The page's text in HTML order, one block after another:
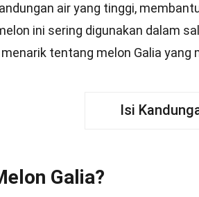
air yang tinggi,
ini sering digunakan dalam
tentang melon Galia yang
Isi
Galia?